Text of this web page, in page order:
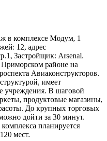
в комплексе Модум, 1
12, адрес
Застройщик: Arsenal.
районе на
Авиаконструкторов.
имеет
учреждения. В шаговой
продуктовые магазины,
До крупных торговых
дойти за 30 минут.
планируется
мест.